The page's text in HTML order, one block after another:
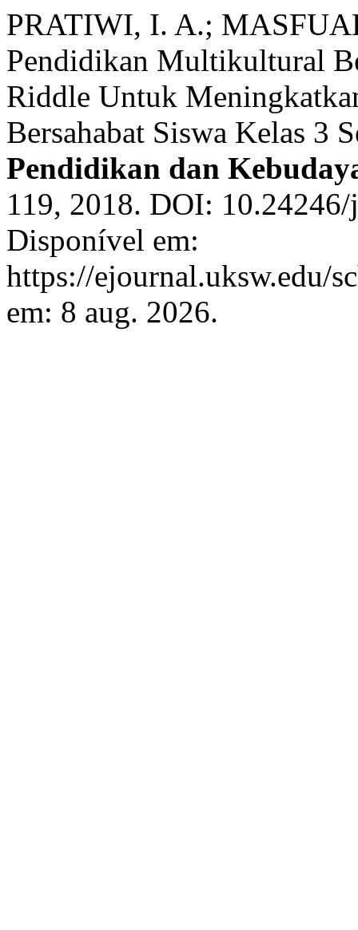
PRATIWI, I. A.;
Pendidikan Multikultural
Riddle Untuk
Bersahabat Siswa Kelas 3
Pendidikan dan
119, 2018. DOI:
Disponível em:
https://ejournal.uksw.edu/
em: 8 aug. 2026.